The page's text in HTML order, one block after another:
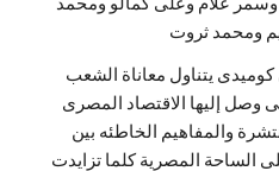
ومحمد ثروت
يتناول معاناة الشعب
وصل إليها الاقتصاد المصرى
والمفاهيم الخاطئه بين
الساحة المصرية كلما تزايدت